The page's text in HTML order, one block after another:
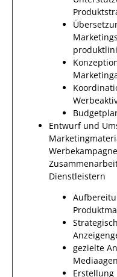
Entwurf und
Dienstleistern
gezielte
Erstellung